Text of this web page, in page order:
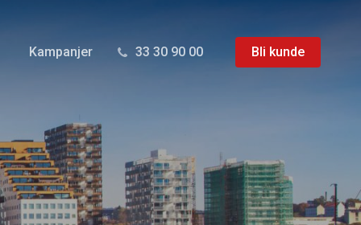
Kampanjer 33 30 90 00 Bli kunde